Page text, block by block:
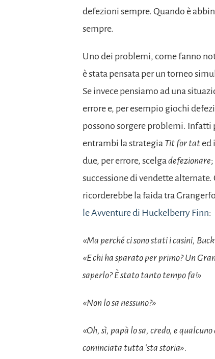
defezioni sempre. Quando è
sempre.
Uno dei problemi, come fanno
è stata pensata per un torneo
Se invece pensiamo ad una
errore e, per esempio giochi
possono sorgere problemi.
entrambi la strategia Tit for tated
due, per errore, scelgadefezionare
successione di vendette
ricorderebbe la faida tra
le Avventure di Huckelberry Finn:
«Ma perché ci sono stati i casini,
«E chi ha sparato per primo? Un
saperlo? È stato tanto tempo fa!»
«Non lo sa nessuno?»
«Oh, sì, papà lo sa, credo, e
cominciata tutta ‘sta storia».